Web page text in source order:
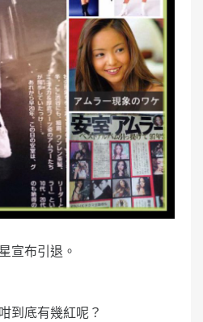
宣布引退。
到底有幾紅呢？